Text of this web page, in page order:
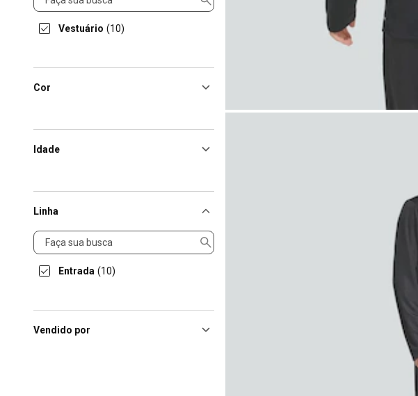
Vestuário (10)
Cor
Idade
Linha
Linha
Entrada (10)
Vendido por